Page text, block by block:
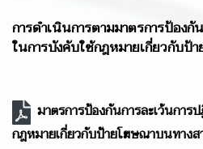
การดำเนินการตามมาตรการป้อง
ในการบังคับใช้กฎหมายเกี่ยวกับป้
มาตรการป้องกันการละเว้นกา
กฎหมายเกี่ยวกับป้ายโฆษณาบนทางส